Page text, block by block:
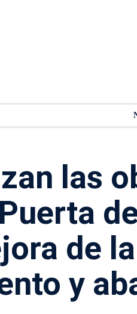
las
de
y